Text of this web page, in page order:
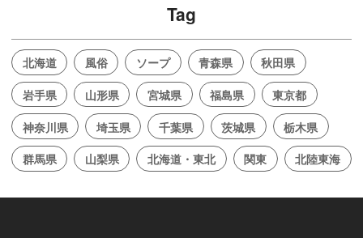
Tag
北海道 風俗 ソープ 青森県
秋田県
岩手県
山形県 宮城県 福島県
東京都
神奈川県
埼玉県 千葉県 茨城県
栃木県
群馬県
山梨県 北海道・東北 関東 北陸東海